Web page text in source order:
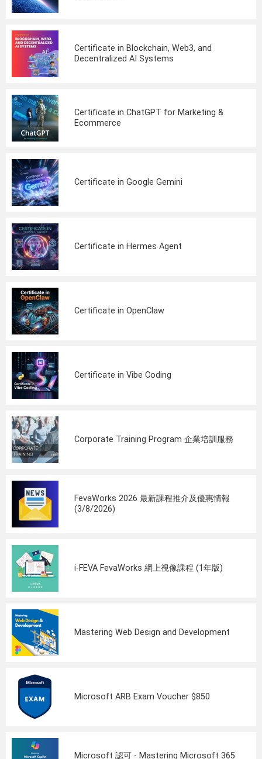
Certificate in Blockchain, Web3, and
Decentralized AI Systems
Certificate in ChatGPT for Marketing &
Ecommerce
Certificate in Google Gemini
Certificate in Hermes Agent
Certificate in OpenClaw
Certificate in Vibe Coding
Corporate Training Program 企業培訓服務
FevaWorks 2026 最新課程推介及優惠情報
(3/8/2026)
i-FEVA FevaWorks 網上視像課程 (1年版)
Mastering Web Design and Development
Microsoft ARB Exam Voucher $850
Microsoft 認可 - Mastering Microsoft 365